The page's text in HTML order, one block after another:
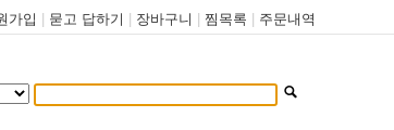
가입 묻고 답하기 장바구니 찜목록 주문내역